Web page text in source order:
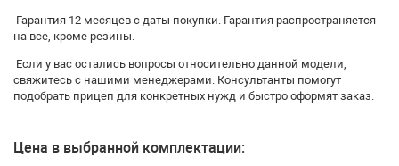
Гарантия 12 месяцев с даты покупки. Гарантия распространяется
на все, кроме резины.
Если у вас остались вопросы относительно данной модели,
свяжитесь с нашими менеджерами. Консультанты помогут
подобрать прицеп для конкретных нужд и быстро оформят заказ.
Цена в выбранной комплектации: